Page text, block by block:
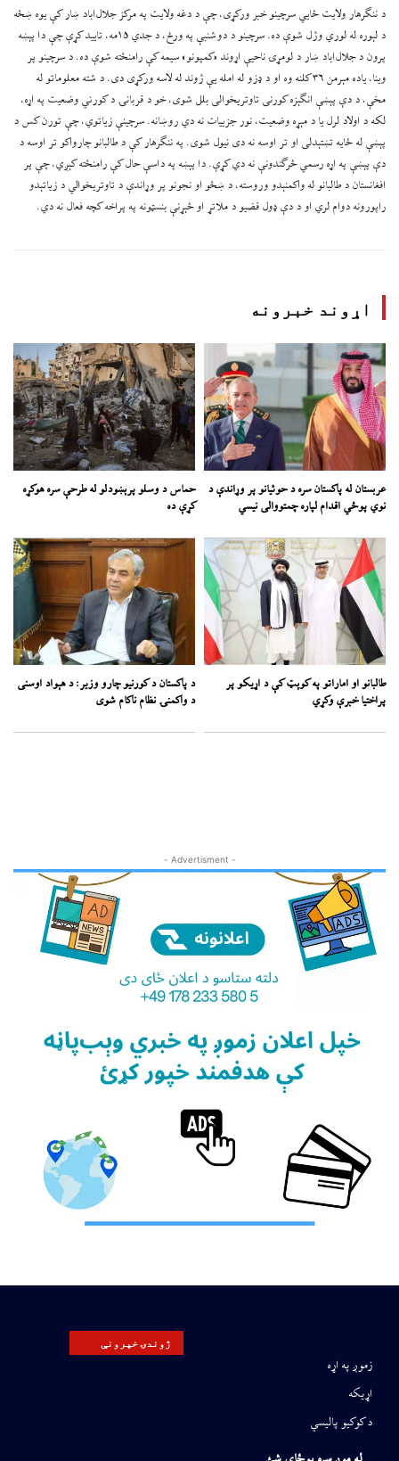
د ننګرهار ولایت ځایي سرچینو خبر ورکړی، چې د دغه ولایت په مرکز جلال‌اباد ښار کې یوه ښځه
د لېوره له لوري وژل شوې ده. سرچینو د دوشنبې په ورځ، د جدي ۱۵مه، تایید کړې چې دا پېښه
پرون د جلال‌اباد ښار د لومړۍ ناحیې اړوند «کمپونو» سیمه کې رامنځته شوې ده. د سرچینو پر
وینا، یاده مېرمن ۳۶ کلنه وه او د ډزو له امله یې ژوند له لاسه ورکړی دی. د شته معلوماتو له
مخې، د دې پېښې انګېزه کورنی تاوتریخوالی بلل شوی، خو د قربانۍ د کورني وضعیت په اړه،
لکه د اولاد لرل یا د مېړه وضعیت، نور جزییات نه دي روښانه. سرچینې زیاتوي، چې تورن کس د
پېښې له ځایه تښتېدلی او تر اوسه نه دی نیول شوی. په ننګرهار کې د طالبانو چارواکو تر اوسه د
دې پېښې په اړه رسمي څرګندونې نه دي کړې. دا پېښه په داسې حال کې رامنځته کېږي، چې پر
افغانستان د طالبانو له واکمنېدو وروسته، د ښځو او نجونو پر وړاندې د تاوتریخوالي د زیاتېدو
راپورونه دوام لري او د دې ډول قضیو د ملاتړ او څېړنې بنسټونه په پراخه کچه فعال نه دي.
اړوند خبرونه
عربستان له پاکستان سره د حوثیانو پر وړاندې د
نوي پوځي اقدام لپاره چمتووالی نیسي
حماس د وسلو پرېښودلو له طرحې سره هوکړه
کړې ده
طالبانو او اماراتو په کوېټ کې د اړیکو پر
پراختیا خبرې وکړي
د پاکستان د کورنیو چارو وزیر: د هېواد اوسنی
د واکمنۍ نظام ناکام شوی
- Advertisment -
ژوندۍ خپرونې
زموږ په اړه
اړیکه
د کوکیو پالیسي